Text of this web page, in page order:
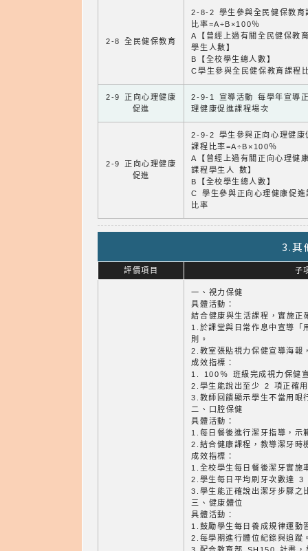
2-8 全民健保教育
2-8-2 學生參與全民健保教育
比率=A÷B×100％
A【曾經上過有關全民健保教
學生人數】
B【全校學生總人數】
C學生參與全民健保教育課程
2-9 正向心理健康
促進
2-9-1 宣導活動 每學年宣導
理健康促進課程場次
2-9 正向心理健康
促進
2-9-2 學生參與正向心理健康
課程比率=A÷B×100％
A【曾經上過有關正向心理健
課程學生人 數】
B【全校學生總人數】
C 學生參與正向心理健康促進
比率
3.其
評價項目 子
一、視力保健
具體活動：
結合健康與生活課程，實施正
1.於課堂與日常作息中宣導「
則。
2.教室張貼視力保健宣導海報
成效指標：
1. 100％ 班級完成視力保健
2.學生能說出至少 2 項正確
3.教師回饋顯示學生不當用眼
二、口腔保健
具體活動：
1.每日餐後進行潔牙指導，示
2.結合健康課程，教導潔牙時
成效指標：
1.全校學生每日餐後潔牙實
2.學生每日平均刷牙次數達 3
3.學生能正確說出潔牙步驟
三、健康體位
具體活動：
1.鼓勵學生每日養成規律運動
2.每學期進行體位紀錄與追蹤